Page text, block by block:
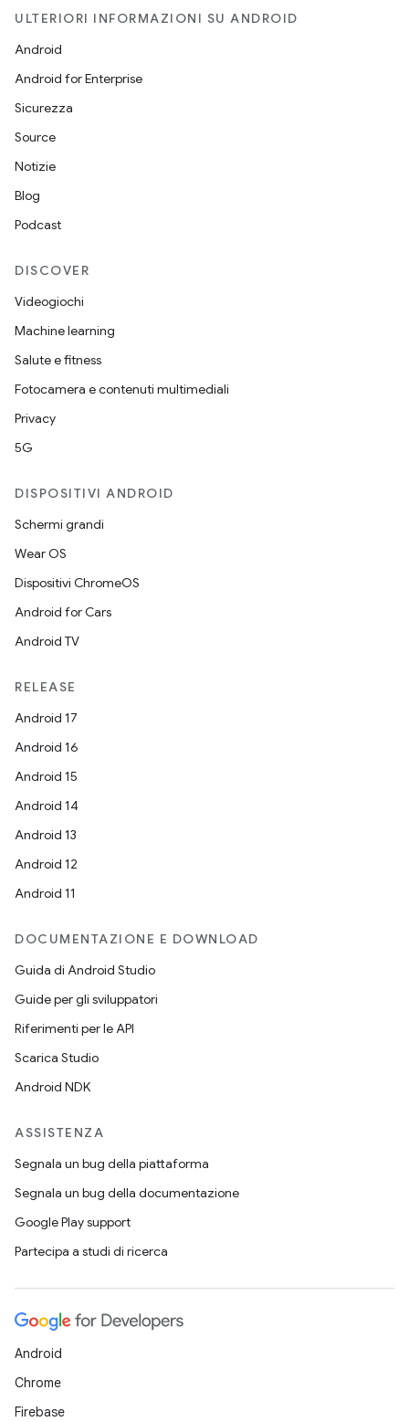
ULTERIORI INFORMAZIONI SU ANDROID
Android
Android for Enterprise
Sicurezza
Source
Notizie
Blog
Podcast
DISCOVER
Videogiochi
Machine learning
Salute e fitness
Fotocamera e contenuti multimediali
Privacy
5G
DISPOSITIVI ANDROID
Schermi grandi
Wear OS
Dispositivi ChromeOS
Android for Cars
Android TV
RELEASE
Android 17
Android 16
Android 15
Android 14
Android 13
Android 12
Android 11
DOCUMENTAZIONE E DOWNLOAD
Guida di Android Studio
Guide per gli sviluppatori
Riferimenti per le API
Scarica Studio
Android NDK
ASSISTENZA
Segnala un bug della piattaforma
Segnala un bug della documentazione
Google Play support
Partecipa a studi di ricerca
Android
Chrome
Firebase